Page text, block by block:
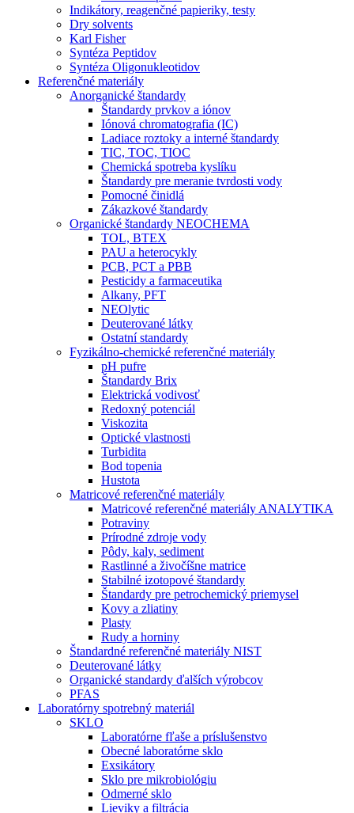
Indikátory, reagenčné papieriky, testy
Dry solvents
Karl Fisher
Syntéza Peptidov
Syntéza Oligonukleotidov
Referenčné materiály
Anorganické štandardy
Štandardy prvkov a iónov
Iónová chromatografia (IC)
Ladiace roztoky a interné štandardy
TIC, TOC, TIOC
Chemická spotreba kyslíku
Štandardy pre meranie tvrdosti vody
Pomocné činidlá
Zákazkové štandardy
Organické štandardy NEOCHEMA
TOL, BTEX
PAU a heterocykly
PCB, PCT a PBB
Pesticidy a farmaceutika
Alkany, PFT
NEOlytic
Deuterované látky
Ostatní standardy
Fyzikálno-chemické referenčné materiály
pH pufre
Štandardy Brix
Elektrická vodivosť
Redoxný potenciál
Viskozita
Optické vlastnosti
Turbidita
Bod topenia
Hustota
Matricové referenčné materiály
Matricové referenčné materiály ANALYTIKA
Potraviny
Prírodné zdroje vody
Pôdy, kaly, sediment
Rastlinné a živočíšne matrice
Stabilné izotopové štandardy
Štandardy pre petrochemický priemysel
Kovy a zliatiny
Plasty
Rudy a horniny
Štandardné referenčné materiály NIST
Deuterované látky
Organické standardy ďalších výrobcov
PFAS
Laboratórny spotrebný materiál
SKLO
Laboratórne fľaše a príslušenstvo
Obecné laboratórne sklo
Exsikátory
Sklo pre mikrobiológiu
Odmerné sklo
Lieviky a filtrácia